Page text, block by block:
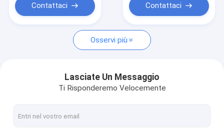
tripeptide di rame 1
Finasteride in polvere
Acqua Bac
Contattaci Contattaci
Osservi più
Lasciate Un Messaggio
Ti Risponderemo Velocemente